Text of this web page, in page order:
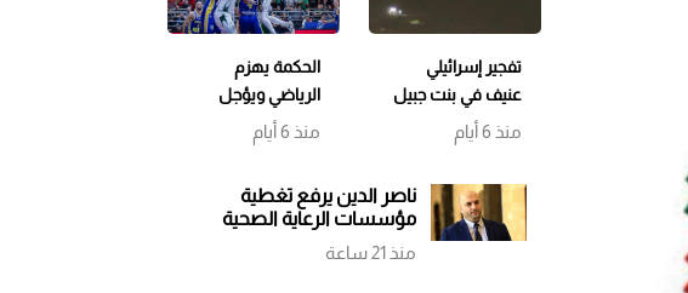
تفجير إسرائيلي
عنيف في بنت جبيل
وتمشيط باتجاه
منذ 6 أيام
الحكمة يهزم
الرياضي ويؤجل
حسم اللقب إلى
مباراة سابعة
منذ 6 أيام
ناصر الدين يرفع تغطية
مؤسسات الرعاية الصحية
منذ 21 ساعة